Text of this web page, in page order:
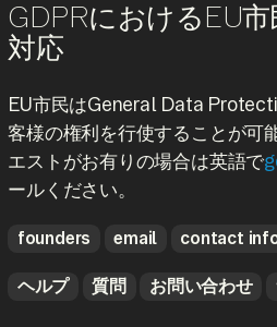
GDPRにおけるEU
対応
EU市民はGeneral Data
客様の権利を行使することが可
エストがお有りの場合は英語で
ールください。
founders email contact
ヘルプ 質問 お問い合わせ